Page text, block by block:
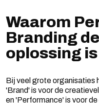
Waarom
Branding
oplossing is
Bij veel grote organisaties
'Brand' is voor de
en 'Performance' is voor